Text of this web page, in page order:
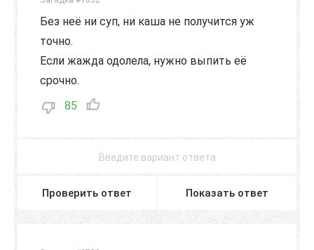
Без неё ни суп, ни каша не получится уж
точно.
Если жажда одолела, нужно выпить её
срочно.
85
Проверить ответ Показать ответ